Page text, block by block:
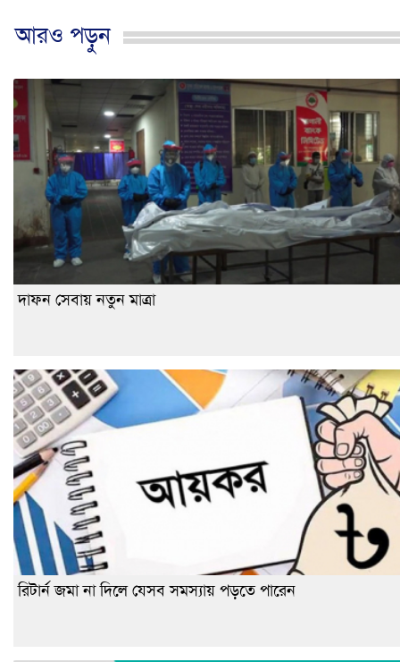
আরও পড়ুন
দাফন সেবায় নতুন মাত্রা
রিটার্ন জমা না দিলে যেসব সমস্যায় পড়তে পারেন